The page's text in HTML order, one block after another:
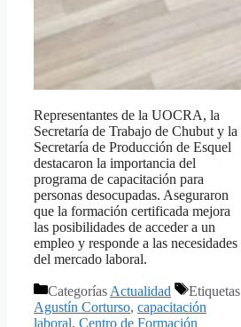
Representantes de la UOCRA, la
Secretaría de Trabajo de Chubut y la
Secretaría de Producción de Esquel
destacaron la importancia del
programa de capacitación para
personas desocupadas. Aseguraron
que la formación certificada mejora
las posibilidades de acceder a un
empleo y responde a las necesidades
del mercado laboral.
Categorías Actualidad
Etiquetas
Agustín Corturso, capacitación
laboral, Centro de Formación